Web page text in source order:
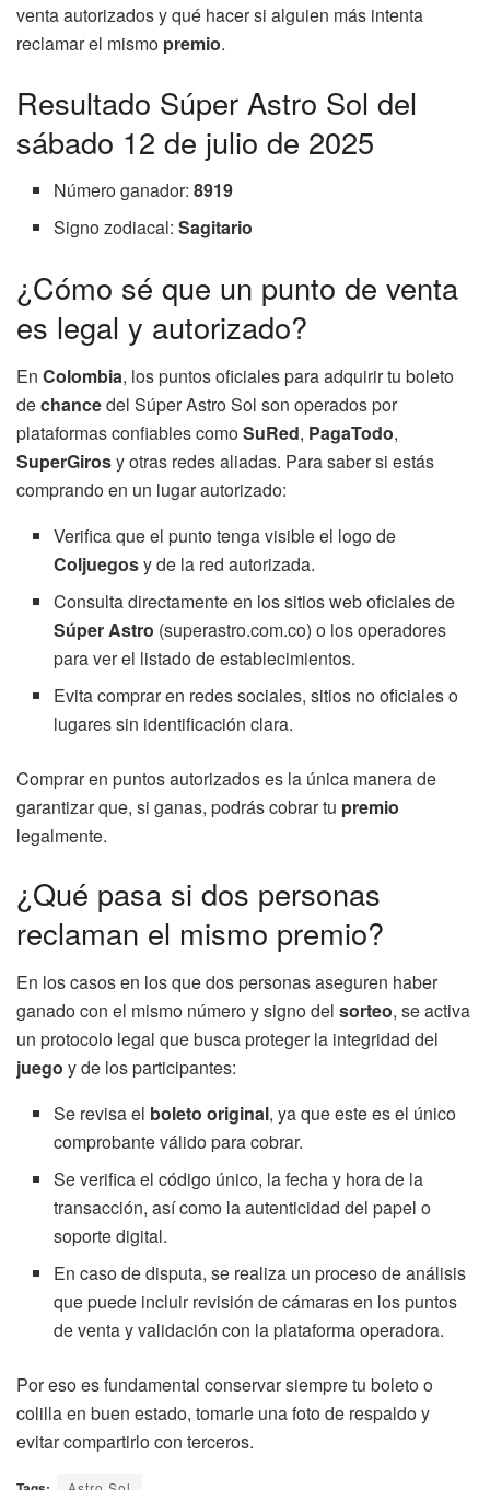
venta autorizados y qué hacer si alguien más intenta
reclamar el mismo premio.
Resultado Súper Astro Sol del
sábado 12 de julio de 2025
Número ganador:8919
Signo zodiacal:Sagitario
¿Cómo sé que un punto de venta
es legal y autorizado?
En Colombia, los puntos oficiales para adquirir tu boleto
dechancedel Súper Astro Sol son operados por
plataformas confiables comoSuRed, PagaTodo,
SuperGirosy otras redes aliadas. Para saber si estás
comprando en un lugar autorizado:
Verifica que el punto tenga visible el logo de
Coljuegosy de la red autorizada.
Consulta directamente en los sitios web oficiales de
Súper Astro (superastro.com.co) o los operadores
para ver el listado de establecimientos.
Evita comprar en redes sociales, sitios no oficiales o
lugares sin identificación clara.
Comprar en puntos autorizados es la única manera de
garantizar que, si ganas, podrás cobrar tu premio
legalmente.
¿Qué pasa si dos personas
reclaman el mismo premio?
En los casos en los que dos personas aseguren haber
ganado con el mismo número y signo del sorteo, se activa
un protocolo legal que busca proteger la integridad del
juego y de los participantes:
Se revisa el boleto original, ya que este es el único
comprobante válido para cobrar.
Se verifica el código único, la fecha y hora de la
transacción, así como la autenticidad del papel o
soporte digital.
En caso de disputa, se realiza un proceso de análisis
que puede incluir revisión de cámaras en los puntos
de venta y validación con la plataforma operadora.
Por eso es fundamental conservar siempre tu boleto o
colilla en buen estado, tomarle una foto de respaldo y
evitar compartirlo con terceros.